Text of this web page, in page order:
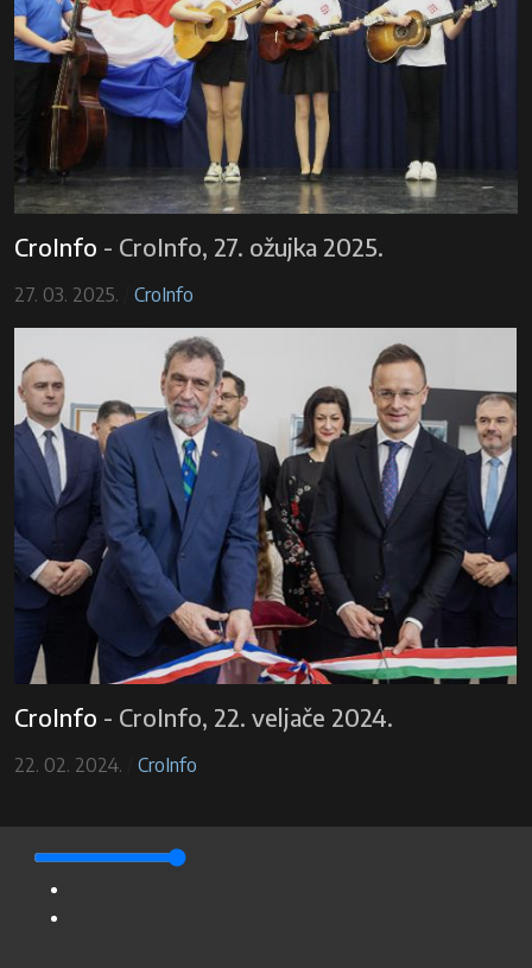
CroInfo - CroInfo, 27. ožujka 2025.
27. 03. 2025. CroInfo
CroInfo - CroInfo, 22. veljače 2024.
22. 02. 2024. CroInfo